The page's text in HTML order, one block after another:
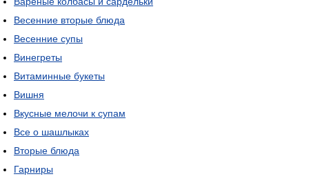
Весенние вторые блюда
Весенние супы
Винегреты
Витаминные букеты
Вишня
Вкусные мелочи к супам
Все о шашлыках
Вторые блюда
Гарниры